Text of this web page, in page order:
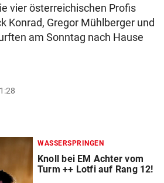
vier österreichischen Profis
Konrad, Gregor Mühlberger und
am Sonntag nach Hause
WASSERSPRINGEN
Knoll bei EM Achter vom
Turm ++ Lotfi auf Rang 12!